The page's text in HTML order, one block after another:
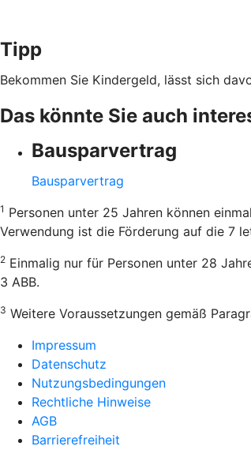
Tipp
Bekommen Sie Kindergeld, lässt sich
Das könnte Sie auch
Bausparvertrag
Bausparvertrag
1 Personen unter 25 Jahren können
Verwendung ist die Förderung auf die 7
2 Einmalig nur für Personen unter 28
3 ABB.
3 Weitere Voraussetzungen gemäß
Impressum
Datenschutz
Nutzungsbedingungen
Rechtliche Hinweise
AGB
Barrierefreiheit